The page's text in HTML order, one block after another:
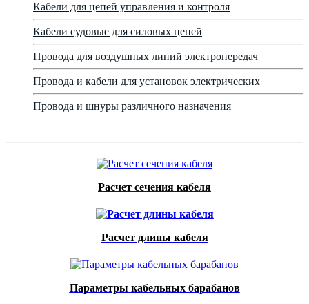
Кабели для цепей управления и контроля
Кабели судовые для силовых цепей
Провода для воздушных линий электропередач
Провода и кабели для установок электрических
Провода и шнуры различного назначения
Расчет сечения кабеля
Расчет длины кабеля
Параметры кабельных барабанов